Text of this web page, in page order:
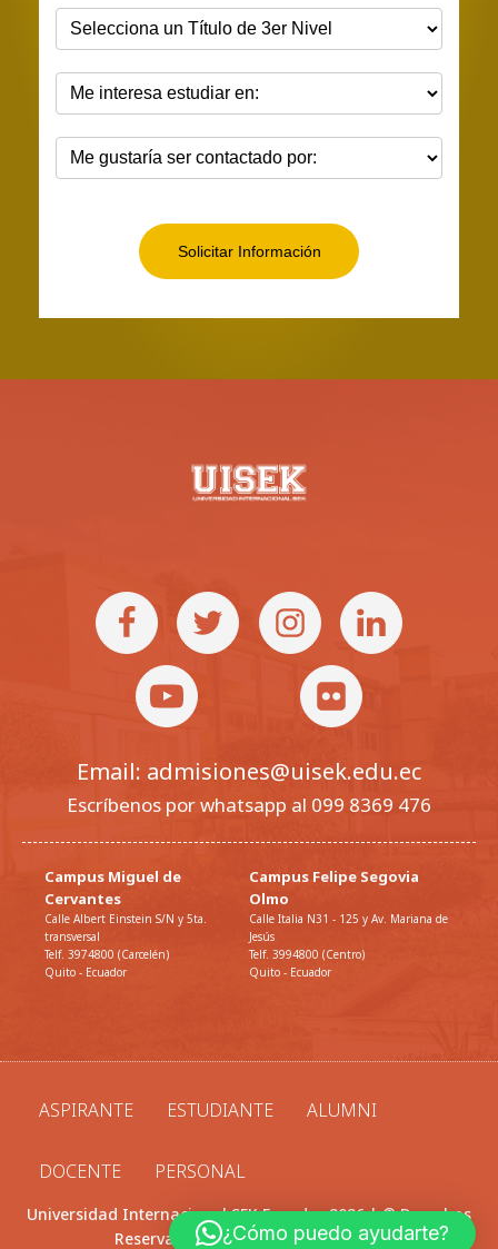
Email: admisiones@uisek.edu.ec
Escríbenos por whatsapp al 099 8369 476
Campus Miguel de
Cervantes
Calle Albert Einstein S/N y 5ta.
transversal
Telf. 3974800 (Carcelén)
Quito - Ecuador
Campus Felipe Segovia
Olmo
Calle Italia N31 - 125 y Av. Mariana de
Jesús
Telf. 3994800 (Centro)
Quito - Ecuador
ASPIRANTE ESTUDIANTE ALUMNI
DOCENTE PERSONAL
Universidad Internacional SEK Ecuador 2026 | © Derechos
Reservados |Política de privacidad
¿Cómo puedo ayudarte?